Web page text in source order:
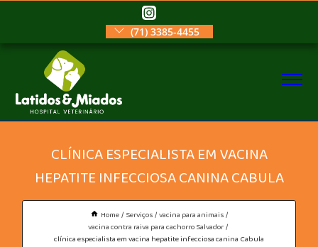
(71) 3385-4455
CLÍNICA ESPECIALISTA EM VACINA
HEPATITE INFECCIOSA CANINA CABULA
Home Serviços vacina para animais
vacina contra raiva para cachorro Salvador
clínica especialista em vacina hepatite infecciosa canina Cabula